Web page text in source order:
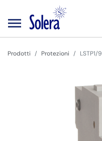
Prodotti Protezioni LSTP1/9